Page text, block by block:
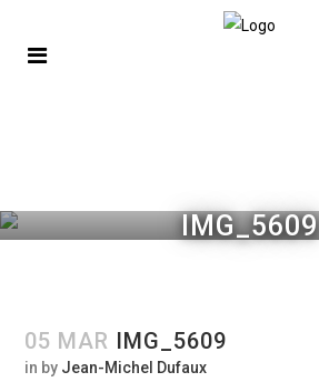
IMG_5609
05 MAR IMG_5609
in by Jean-Michel Dufaux